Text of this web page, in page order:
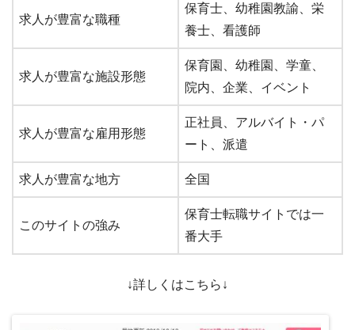
求人が豊富な職種
保育士、幼稚園教諭、栄
養士、看護師
求人が豊富な施設形態
保育園、幼稚園、学童、
院内、企業、イベント
求人が豊富な雇用形態
正社員、アルバイト・パ
ート、派遣
求人が豊富な地方 全国
このサイトの強み
保育士転職サイトでは一
番大手
↓詳しくはこちら↓